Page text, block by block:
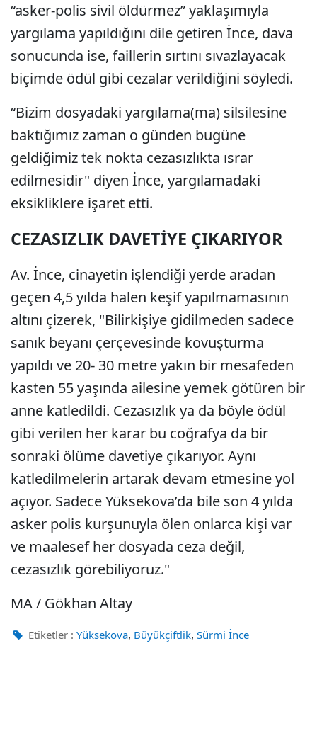
“asker-polis sivil öldürmez” yaklaşımıyla
yargılama yapıldığını dile getiren İnce, dava
sonucunda ise, faillerin sırtını sıvazlayacak
biçimde ödül gibi cezalar verildiğini söyledi.
“Bizim dosyadaki yargılama(ma) silsilesine
baktığımız zaman o günden bugüne
geldiğimiz tek nokta cezasızlıkta ısrar
edilmesidir" diyen İnce, yargılamadaki
eksikliklere işaret etti.
CEZASIZLIK DAVETİYE ÇIKARIYOR
Av. İnce, cinayetin işlendiği yerde aradan
geçen 4,5 yılda halen keşif yapılmamasının
altını çizerek, "Bilirkişiye gidilmeden sadece
sanık beyanı çerçevesinde kovuşturma
yapıldı ve 20- 30 metre yakın bir mesafeden
kasten 55 yaşında ailesine yemek götüren bir
anne katledildi. Cezasızlık ya da böyle ödül
gibi verilen her karar bu coğrafya da bir
sonraki ölüme davetiye çıkarıyor. Aynı
katledilmelerin artarak devam etmesine yol
açıyor. Sadece Yüksekova’da bile son 4 yılda
asker polis kurşunuyla ölen onlarca kişi var
ve maalesef her dosyada ceza değil,
cezasızlık görebiliyoruz."
MA / Gökhan Altay
Etiketler : Yüksekova, Büyükçiftlik, Sürmi İnce